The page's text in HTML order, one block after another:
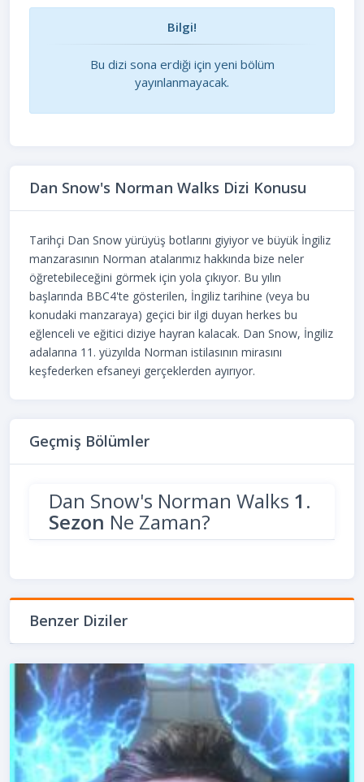
Bilgi!
Bu dizi sona erdiği için yeni bölüm
yayınlanmayacak.
Dan Snow's Norman Walks Dizi Konusu
Tarihçi Dan Snow yürüyüş botlarını giyiyor ve büyük İngiliz
manzarasının Norman atalarımız hakkında bize neler
öğretebileceğini görmek için yola çıkıyor. Bu yılın
başlarında BBC4'te gösterilen, İngiliz tarihine (veya bu
konudaki manzaraya) geçici bir ilgi duyan herkes bu
eğlenceli ve eğitici diziye hayran kalacak. Dan Snow, İngiliz
adalarına 11. yüzyılda Norman istilasının mirasını
keşfederken efsaneyi gerçeklerden ayırıyor.
Geçmiş Bölümler
Dan Snow's Norman Walks 1.
Sezon Ne Zaman?
Benzer Diziler